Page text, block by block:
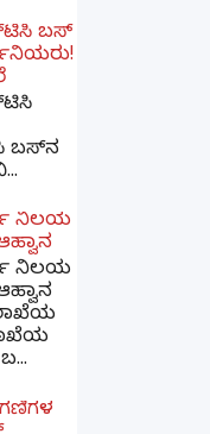
ಬಸ್​
ಬಸ್‌ನ
ನಿಲಯ
ನಿಲಯ